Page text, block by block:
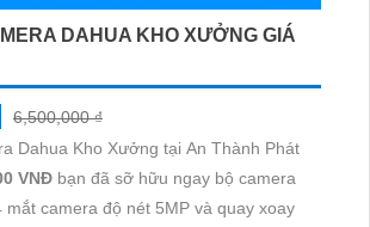
DAHUA KHO XƯỞNG GIÁ
6,500,000 ₫
Dahua Kho Xưởng tại An Thành Phát
VNĐ bạn đã sỡ hữu ngay bộ camera
camera độ nét 5MP và quay xoay